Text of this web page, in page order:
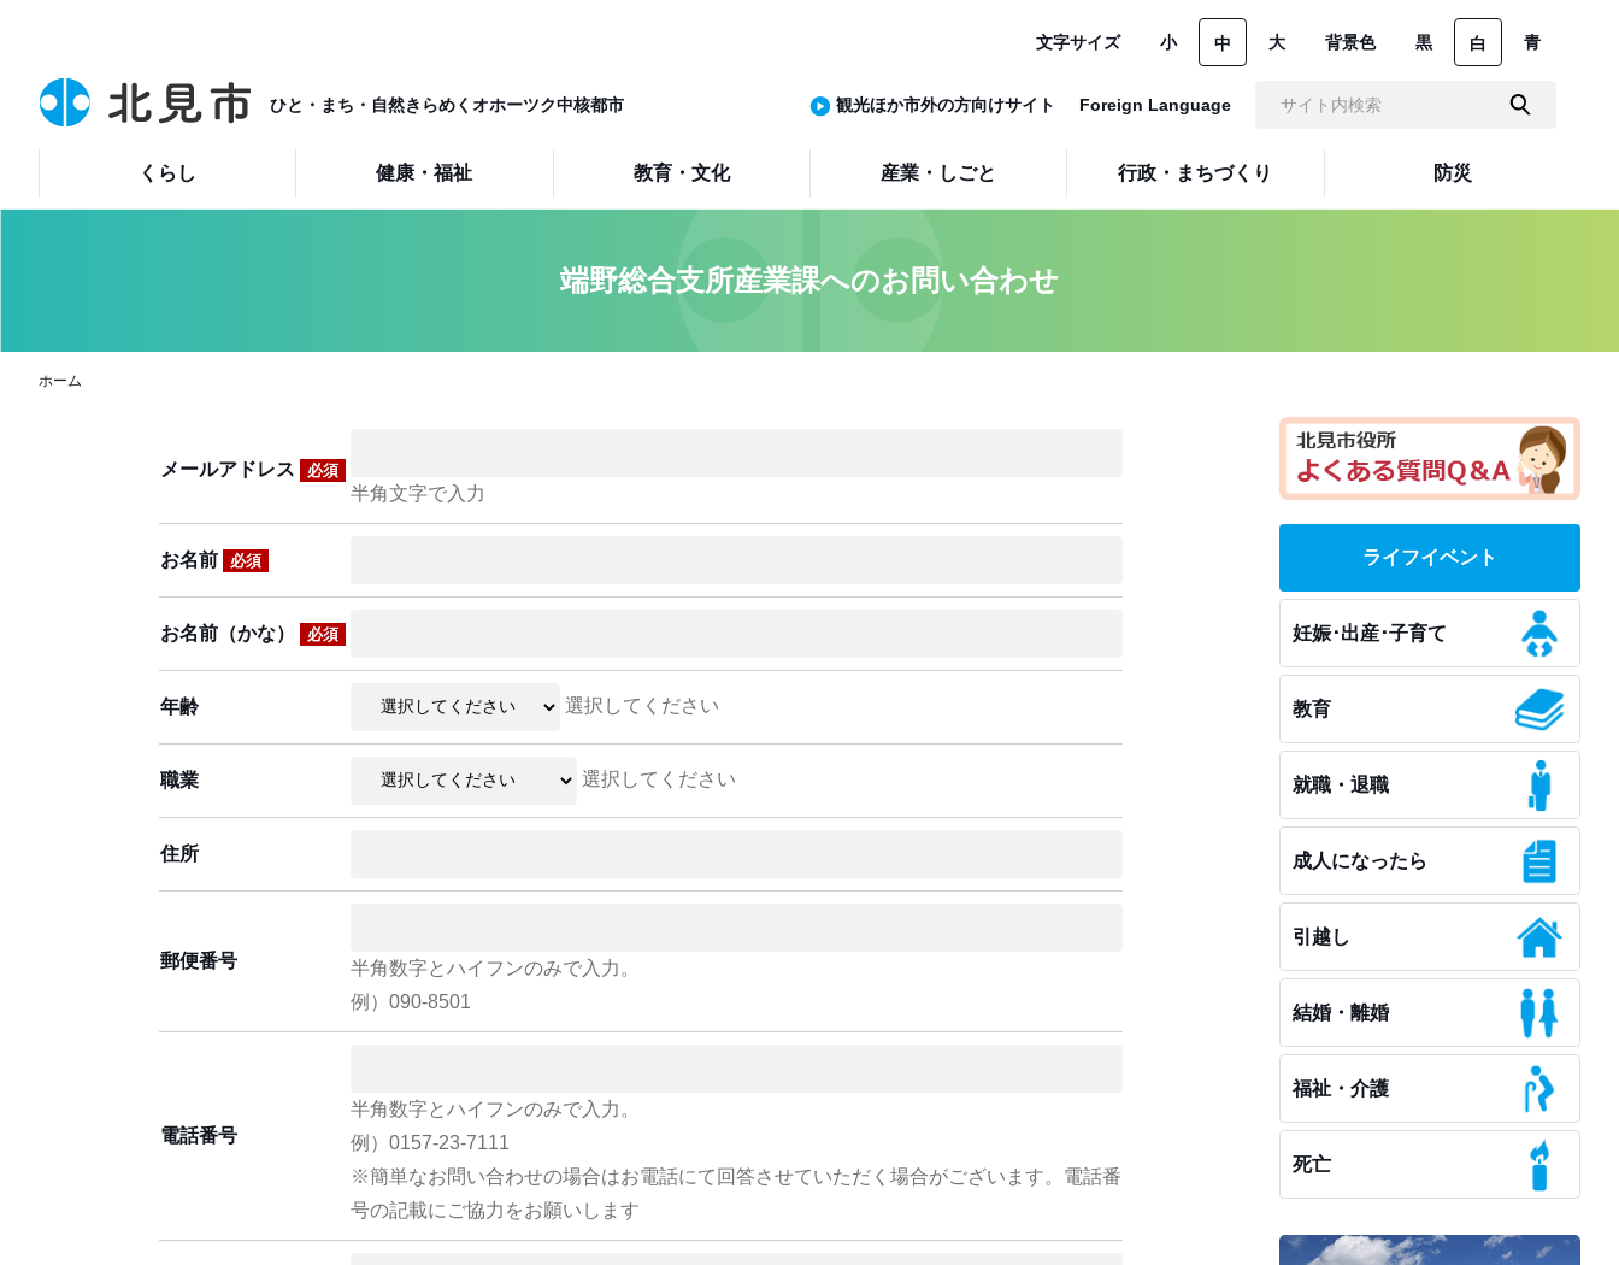
ひと・まち・自然きらめくオホーツク中核都市
くらし 健康・福祉 教育・文化 産業・しごと 行政・まちづくり 防災
文字サイズ 小 中 大 背景色 黒 白 青
観光ほか市外の方向けサイト Foreign Language
端野総合支所産業課へのお問い合わせ
ホーム
メールアドレス 必須
半角文字で入力
お名前 必須
お名前（かな） 必須
年齢 選択してください
職業 選択してください
住所
郵便番号
半角数字とハイフンのみで入力。
例）090-8501
電話番号
半角数字とハイフンのみで入力。
例）0157-23-7111
※簡単なお問い合わせの場合はお電話にて回答させていただく場合がございます。電話番
号の記載にご協力をお願いします
ライフイベント
妊娠･出産･子育て
教育
就職・退職
成人になったら
引越し
結婚・離婚
福祉・介護
死亡